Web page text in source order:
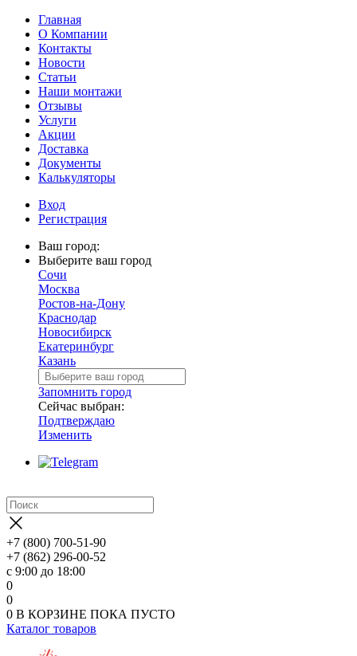
Главная
О Компании
Контакты
Новости
Статьи
Наши монтажи
Отзывы
Услуги
Акции
Доставка
Документы
Калькуляторы
Вход
Регистрация
Ваш город:
Выберите ваш город
Сочи
Москва
Ростов-на-Дону
Краснодар
Новосибирск
Екатеринбург
Казань
Запомнить город
Сейчас выбран:
Подтверждаю
Изменить
+7 (800) 700-51-90
+7 (862) 296-00-52
с 9:00 до 18:00
0
0
0 В КОРЗИНЕ ПОКА ПУСТО
Каталог товаров